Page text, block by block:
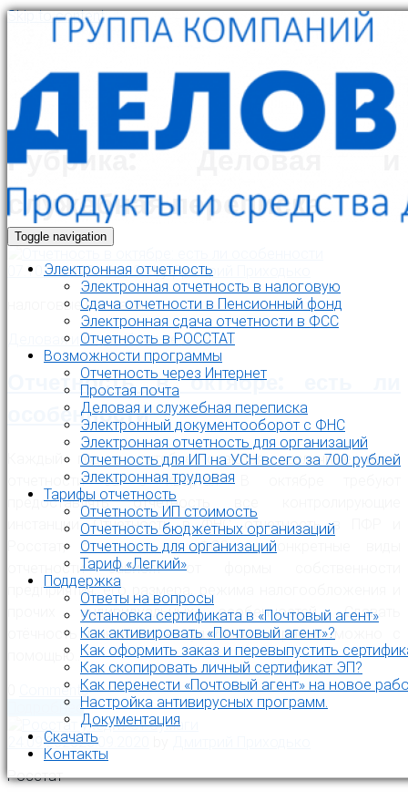
Skip to content
Toggle navigation
Электронная отчетность
Электронная отчетность в налоговую
Cдача отчетности в Пенсионный фонд
Электронная сдача отчетности в ФСС
Отчетность в РОССТАТ
Возможности программы
Отчетность через Интернет
Простая почта
Деловая и служебная переписка
Электронный документооборот с ФНС
Электронная отчетность для организаций
Отчетность для ИП на УСН всего за 700 рублей
Электронная трудовая
Тарифы отчетность
Отчетность ИП стоимость
Отчетность бюджетных организаций
Отчетность для организаций
Тариф «Легкий»
Поддержка
Ответы на вопросы
Установка сертификата в «Почтовый агент»
Как активировать «Почтовый агент»?
Как оформить заказ и перевыпустить
Как скопировать личный сертификат ЭП?
Как перенести «Почтовый агент» на новое
Настройка антивирусных программ.
Документация
Скачать
Контакты
Рубрика:
Деловая и
служебная переписка
07.10.202028.10.2020byДмитрий Приходько
налоговые выплаты
Деловая и служебная переписка
Отчетность в октябре: есть ли
особенности
Каждый год в октябре сдаются различные виды
отчетности за 3 квартал. В октябре требуют
предоставлять отчетность все контролирующие
инстанции. Отчетность в ФНС, отчетность в ПФР и
Росстат, отчетность в ФСС – конкретные виды
отчетности зависят от формы собственности
предприятия, его размера, режима налогообложения и
прочих индивидуальных особенностей. Сдавать
отёчность максимально удобным образом можно с
помощью…
Comments
Подробнее
24.09.202025.09.2020
Росстат